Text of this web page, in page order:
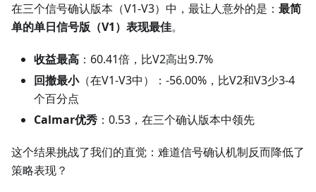
在三个信号确认版本（V1-V3）中，最让人意外的是： 最简
单的单日信号版（V1）表现最佳。
收益最高 ：60.41倍，比V2高出9.7%
回撤最小（在V1-V3中）：-56.00%，比V2和V3少3-4
个百分点
Calmar优秀 ：0.53，在三个确认版本中领先
这个结果挑战了我们的直觉：难道信号确认机制反而降低了
策略表现？